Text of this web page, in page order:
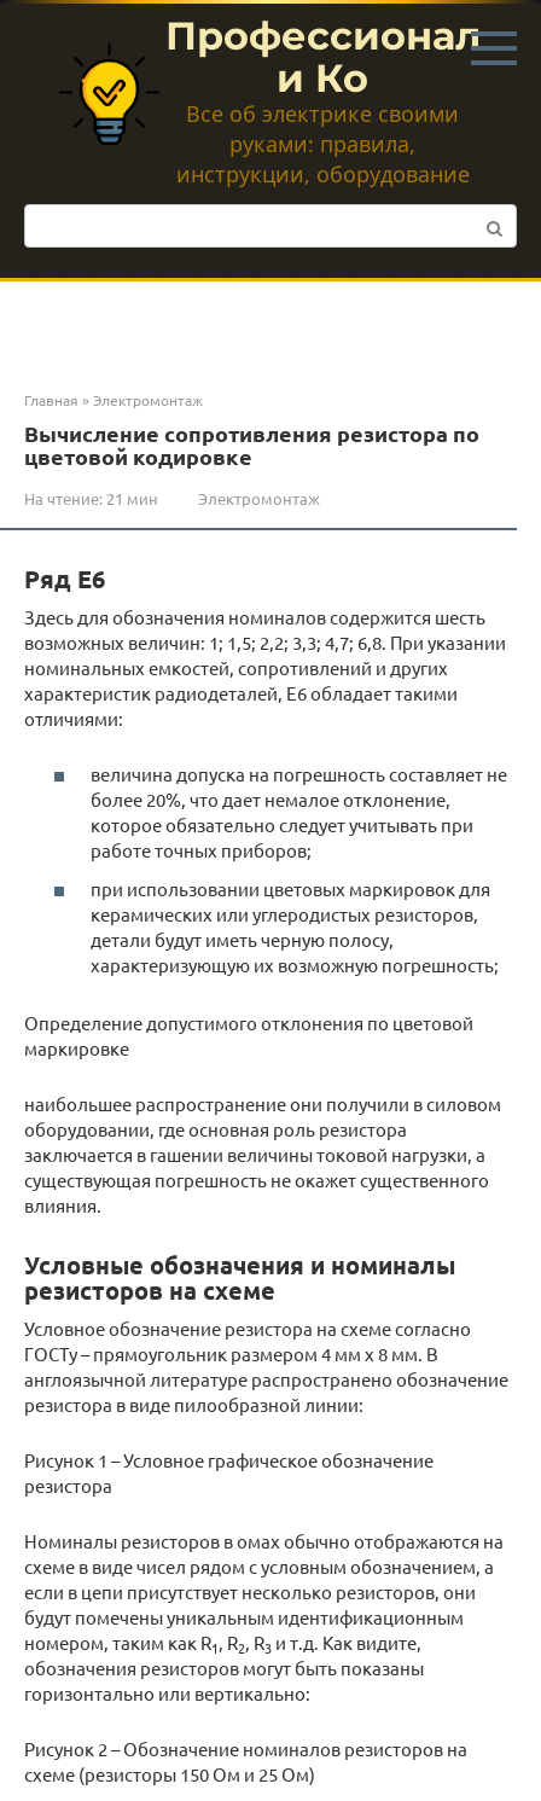
Перейти
контенту
Профессионал
и Ко
Все об электрике своими
руками: правила,
инструкции, оборудование
Поиск:
Главная »Электромонтаж
Вычисление сопротивления резистора по
цветовой кодировке
На чтение: 21 мин Электромонтаж
Ряд Е6
Здесь для обозначения номиналов содержится шесть
возможных величин: 1; 1,5; 2,2; 3,3; 4,7; 6,8. При указании
номинальных емкостей, сопротивлений и других
характеристик радиодеталей, Е6 обладает такими
отличиями:
величина допуска на погрешность составляет не
более 20%, что дает немалое отклонение,
которое обязательно следует учитывать при
работе точных приборов;
при использовании цветовых маркировок для
керамических или углеродистых резисторов,
детали будут иметь черную полосу,
характеризующую их возможную погрешность;
Определение допустимого отклонения по цветовой
маркировке
наибольшее распространение они получили в силовом
оборудовании, где основная роль резистора
заключается в гашении величины токовой нагрузки, а
существующая погрешность не окажет существенного
влияния.
Условные обозначения и номиналы
резисторов на схеме
Условное обозначение резистора на схеме согласно
ГОСТу – прямоугольник размером 4 мм x 8 мм. В
англоязычной литературе распространено обозначение
резистора в виде пилообразной линии:
Рисунок 1 – Условное графическое обозначение
резистора
Номиналы резисторов в омах обычно отображаются на
схеме в виде чисел рядом с условным обозначением, а
если в цепи присутствует несколько резисторов, они
будут помечены уникальным идентификационным
номером, таким как R1 , R2 , R3 и т.д. Как видите,
обозначения резисторов могут быть показаны
горизонтально или вертикально:
Рисунок 2 – Обозначение номиналов резисторов на
схеме (резисторы 150 Ом и 25 Ом)